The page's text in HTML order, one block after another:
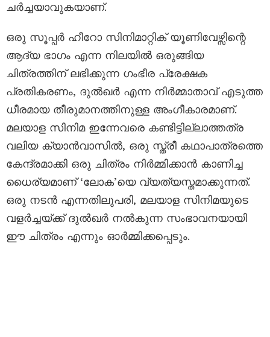
ചർച്ചയാവുകയാണ്.
ഒരു സൂപ്പർ ഹീറോ സിനിമാറ്റിക് യൂണിവേഴ്സിന്റെ
ആദ്യ ഭാഗം എന്ന നിലയിൽ ഒരുങ്ങിയ
ചിത്രത്തിന് ലഭിക്കുന്ന ഗംഭീര പ്രേക്ഷക
പ്രതികരണം, ദുൽഖർ എന്ന നിർമ്മാതാവ് എടുത്ത
ധീരമായ തീരുമാനത്തിനുള്ള അംഗീകാരമാണ്.
മലയാള സിനിമ ഇന്നേവരെ കണ്ടിട്ടില്ലാത്തത്ര
വലിയ ക്യാൻവാസിൽ, ഒരു സ്ത്രീ കഥാപാത്രത്തെ
കേന്ദ്രമാക്കി ഒരു ചിത്രം നിർമ്മിക്കാൻ കാണിച്ച
ധൈര്യമാണ് ‘ലോക’യെ വ്യത്യസ്തമാക്കുന്നത്.
ഒരു നടൻ എന്നതിലുപരി, മലയാള സിനിമയുടെ
വളർച്ചയ്ക്ക് ദുൽഖർ നൽകുന്ന സംഭാവനയായി
ഈ ചിത്രം എന്നും ഓർമ്മിക്കപ്പെടും.